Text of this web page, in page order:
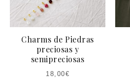
Charms de Piedras
preciosas y
semipreciosas
18,00€